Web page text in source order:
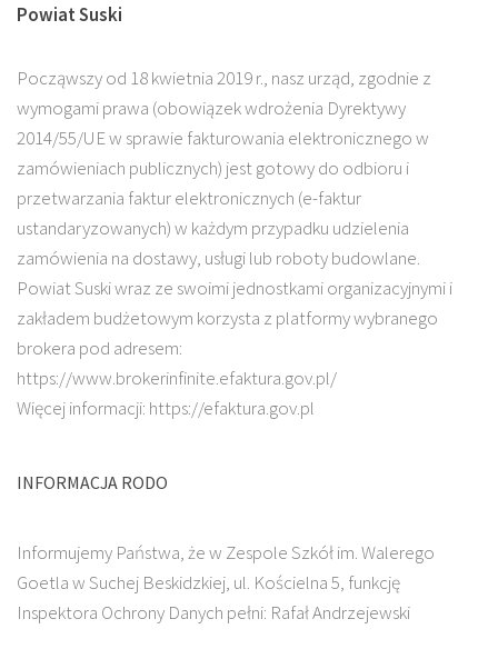
Powiat Suski
Począwszy od 18 kwietnia 2019 r., nasz urząd, zgodnie z
wymogami prawa (obowiązek wdrożenia Dyrektywy
2014/55/UE w sprawie fakturowania elektronicznego w
zamówieniach publicznych) jest gotowy do odbioru i
przetwarzania faktur elektronicznych (e-faktur
ustandaryzowanych) w każdym przypadku udzielenia
zamówienia na dostawy, usługi lub roboty budowlane.
Powiat Suski wraz ze swoimi jednostkami organizacyjnymi i
zakładem budżetowym korzysta z platformy wybranego
brokera pod adresem:
https://www.brokerinfinite.efaktura.gov.pl/
Więcej informacji: https://efaktura.gov.pl
INFORMACJA RODO
Informujemy Państwa, że w Zespole Szkół im. Walerego
Goetla w Suchej Beskidzkiej, ul. Kościelna 5, funkcję
Inspektora Ochrony Danych pełni: Rafał Andrzejewski